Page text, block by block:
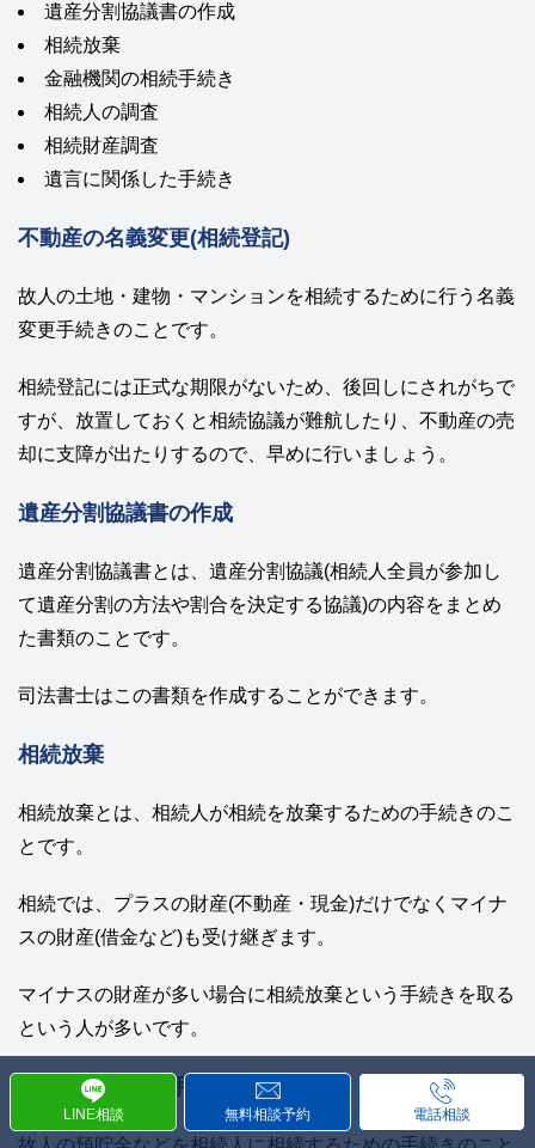
遺産分割協議書の作成
相続放棄
金融機関の相続手続き
相続人の調査
相続財産調査
遺言に関係した手続き
不動産の名義変更(相続登記)
故人の土地・建物・マンションを相続するために行う名義
変更手続きのことです。
相続登記には正式な期限がないため、後回しにされがちで
すが、放置しておくと相続協議が難航したり、不動産の売
却に支障が出たりするので、早めに行いましょう。
遺産分割協議書の作成
遺産分割協議書とは、遺産分割協議(相続人全員が参加し
て遺産分割の方法や割合を決定する協議)の内容をまとめ
た書類のことです。
司法書士はこの書類を作成することができます。
相続放棄
相続放棄とは、相続人が相続を放棄するための手続きのこ
とです。
相続では、プラスの財産(不動産・現金)だけでなくマイナ
スの財産(借金など)も受け継ぎます。
マイナスの財産が多い場合に相続放棄という手続きを取る
という人が多いです。
金融機関の相続手続き
LINE相談 無料相談予約 電話相談